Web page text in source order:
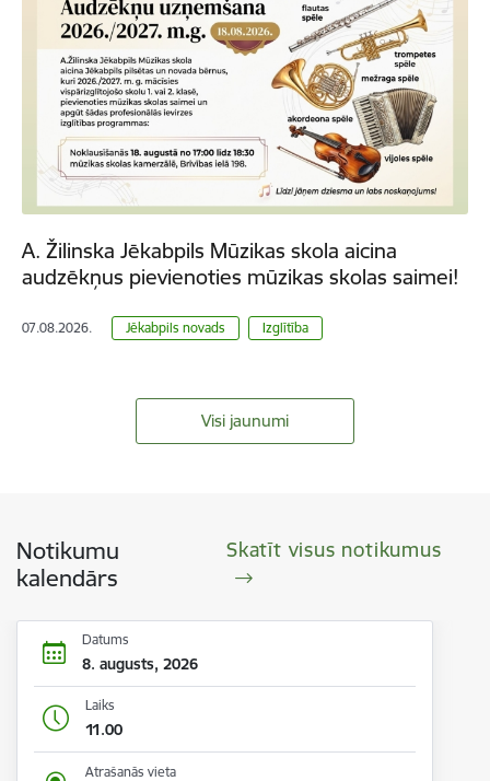
A. Žilinska Jēkabpils Mūzikas skola aicina
audzēkņus pievienoties mūzikas skolas saimei!
07.08.2026. Jēkabpils novads Izglītība
Visi jaunumi
Notikumu
kalendārs
Skatīt visus notikumus
Datums
8. augusts, 2026
Laiks
11.00
Atrašanās vieta